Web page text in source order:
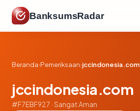
BanksumsRadar
Beranda›Pemeriksaan›jccindonesia.com
jccindonesia.com
#F7EBF927 · Sangat Aman